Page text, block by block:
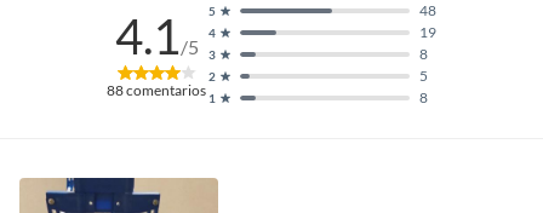
4.1/5
88comentarios 1 8
2 5
3 8
4 19
5 48